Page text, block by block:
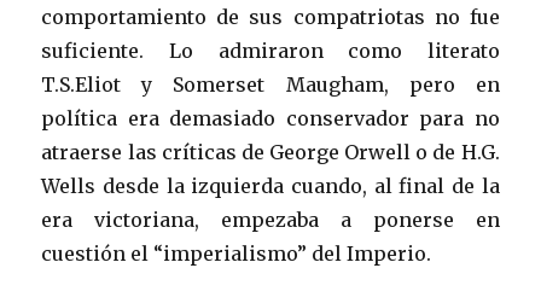
comportamiento de sus compatriotas no fue
suficiente. Lo admiraron como literato
T.S.Eliot y Somerset Maugham, pero en
política era demasiado conservador para no
atraerse las críticas de George Orwell o de H.G.
Wells desde la izquierda cuando, al final de la
era victoriana, empezaba a ponerse en
cuestión el “imperialismo” del Imperio.